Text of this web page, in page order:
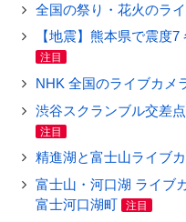
全国の祭り・花火のラ
【地震】熊本県で震度
注目
NHK 全国のライブカメ
渋谷スクランブル交差
注目
精進湖と富士山ライブ
富士山・河口湖 ライブ
富士河口湖町
注目